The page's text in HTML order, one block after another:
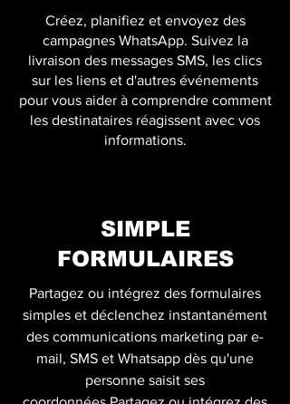
Créez, planifiez et envoyez des
campagnes WhatsApp. Suivez la
livraison des messages SMS, les clics
sur les liens et d'autres événements
pour vous aider à comprendre comment
les destinataires réagissent avec vos
informations.
SIMPLE
FORMULAIRES
Partagez ou intégrez des formulaires
simples et déclenchez instantanément
des communications marketing par e-
mail, SMS et Whatsapp dès qu'une
personne saisit ses